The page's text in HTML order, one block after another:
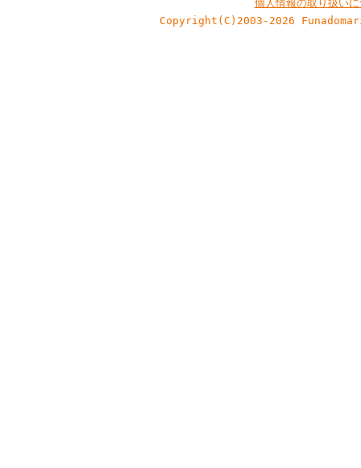
個人情報の取り扱い
Copyright(C)2003-2026